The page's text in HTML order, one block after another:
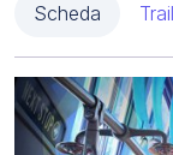
Scheda